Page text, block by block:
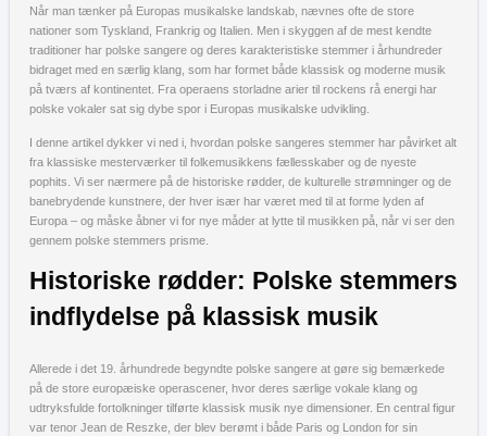
Når man tænker på Europas musikalske landskab, nævnes ofte de store
nationer som Tyskland, Frankrig og Italien. Men i skyggen af de mest kendte
traditioner har polske sangere og deres karakteristiske stemmer i århundreder
bidraget med en særlig klang, som har formet både klassisk og moderne musik
på tværs af kontinentet. Fra operaens storladne arier til rockens rå energi har
polske vokaler sat sig dybe spor i Europas musikalske udvikling.
I denne artikel dykker vi ned i, hvordan polske sangeres stemmer har påvirket alt
fra klassiske mesterværker til folkemusikkens fællesskaber og de nyeste
pophits. Vi ser nærmere på de historiske rødder, de kulturelle strømninger og de
banebrydende kunstnere, der hver især har været med til at forme lyden af
Europa – og måske åbner vi for nye måder at lytte til musikken på, når vi ser den
gennem polske stemmers prisme.
Historiske rødder: Polske stemmers
indflydelse på klassisk musik
Allerede i det 19. århundrede begyndte polske sangere at gøre sig bemærkede
på de store europæiske operascener, hvor deres særlige vokale klang og
udtryksfulde fortolkninger tilførte klassisk musik nye dimensioner. En central figur
var tenor Jean de Reszke, der blev berømt i både Paris og London for sin